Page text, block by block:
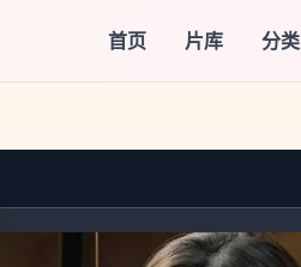
首页 片库 分类